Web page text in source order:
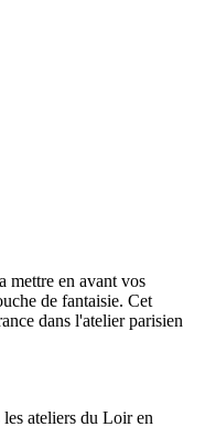
mettre en avant vos
de fantaisie. Cet
dans l'atelier parisien
les ateliers du Loir en